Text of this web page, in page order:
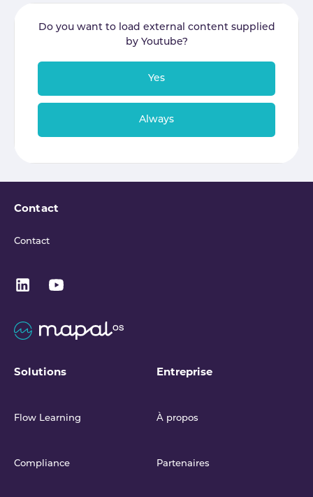
Do you want to load external content supplied
by Youtube?
Yes
Always
Contact
Contact
Solutions
Flow Learning
Compliance
Entreprise
À propos
Partenaires